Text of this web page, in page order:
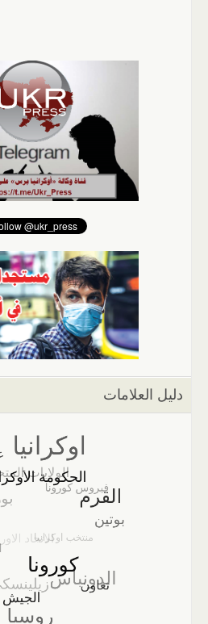
دليل العلامات